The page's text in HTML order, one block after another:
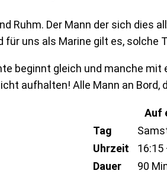
Ruhm. Der Mann der sich dies
für uns als Marine gilt es, solche
beginnt gleich und manche
aufhalten! Alle Mann an Bord,
Auf
Tag
Uhrzeit
16:15
Dauer
90